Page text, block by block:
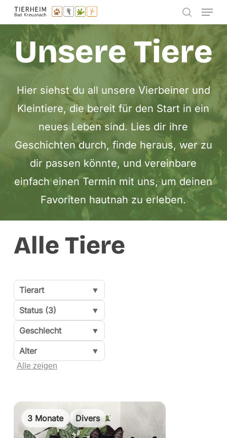
Skip
to
main
content
search
Menu
Unsere Tiere
Hier siehst du all unsere Vierbeiner und
Kleintiere, die bereit für den Start in ein
neues Leben sind. Lies dir ihre
Geschichten durch, finde heraus, wer zu
dir passen könnte, und vereinbare
einfach einen Termin mit uns, um deinen
Favoriten hautnah zu erleben.
Alle Tiere
Tierart
▼
Status (3)
▼
Geschlecht
▼
Alter
▼
Alle zeigen
3 Monate Divers